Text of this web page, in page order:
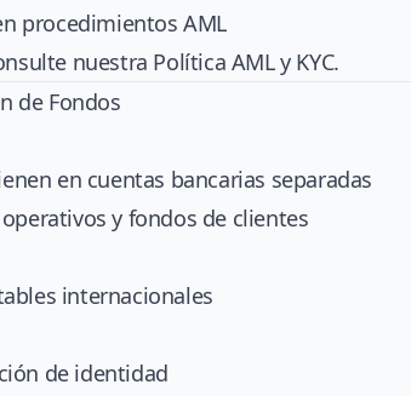
procedimientos AML
nuestra Política AML y KYC.
de Fondos
en cuentas bancarias separadas
y fondos de clientes
internacionales
de identidad